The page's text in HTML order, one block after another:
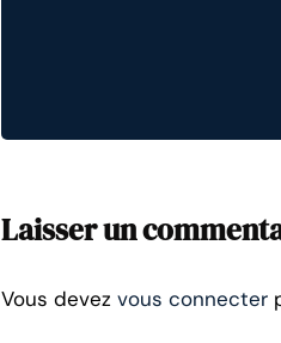
Laisser un
Vous devez vous connecter